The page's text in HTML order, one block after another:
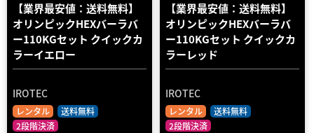
【業界最安値：送料無料】
オリンピックHEXバーラバ
ー110KGセット クイックカ
ラーイエロー
IROTEC
レンタル
送料無料
2段階決済
【業界最安値：送料無料】
オリンピックHEXバーラバ
ー110KGセット クイックカ
ラーレッド
IROTEC
レンタル
送料無料
2段階決済